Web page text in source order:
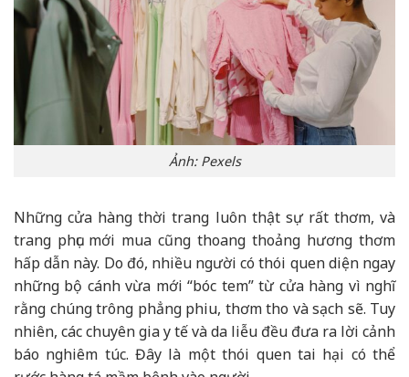
Ảnh: Pexels
Những cửa hàng thời trang luôn thật sự rất thơm, và
trang phục mới mua cũng thoang thoảng hương thơm
hấp dẫn này. Do đó, nhiều người có thói quen diện ngay
những bộ cánh vừa mới “bóc tem” từ cửa hàng vì nghĩ
rằng chúng trông phẳng phiu, thơm tho và sạch sẽ. Tuy
nhiên, các chuyên gia y tế và da liễu đều đưa ra lời cảnh
báo nghiêm túc. Đây là một thói quen tai hại có thể